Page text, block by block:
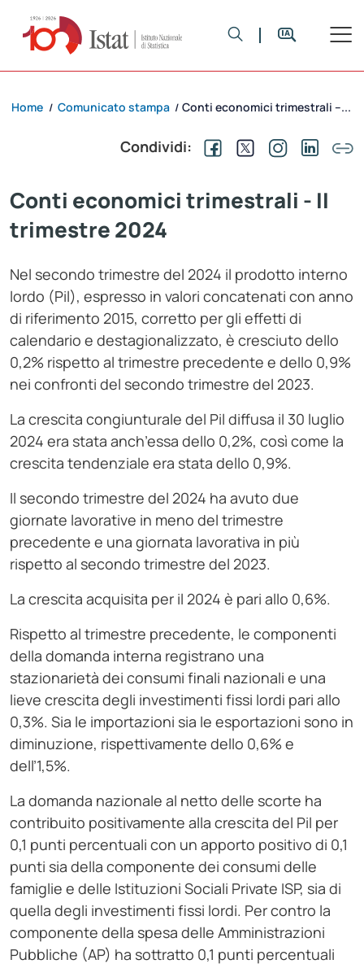
Home / Comunicato stampa / Conti economici trimestrali –...
Condividi:
Conti economici trimestrali - II
trimestre 2024
Nel secondo trimestre del 2024 il prodotto interno
lordo (Pil), espresso in valori concatenati con anno
di riferimento 2015, corretto per gli effetti di
calendario e destagionalizzato, è cresciuto dello
0,2% rispetto al trimestre precedente e dello 0,9%
nei confronti del secondo trimestre del 2023.
La crescita congiunturale del Pil diffusa il 30 luglio
2024 era stata anch’essa dello 0,2%, così come la
crescita tendenziale era stata dello 0,9%.
Il secondo trimestre del 2024 ha avuto due
giornate lavorative in meno del trimestre
precedente e una giornata lavorativa in più
rispetto al secondo trimestre del 2023.
La crescita acquisita per il 2024 è pari allo 0,6%.
Rispetto al trimestre precedente, le componenti
della domanda interna registrano una
stazionarietà dei consumi finali nazionali e una
lieve crescita degli investimenti fissi lordi pari allo
0,3%. Sia le importazioni sia le esportazioni sono in
diminuzione, rispettivamente dello 0,6% e
dell’1,5%.
La domanda nazionale al netto delle scorte ha
contribuito positivamente alla crescita del Pil per
0,1 punti percentuali con un apporto positivo di 0,1
punti sia della componente dei consumi delle
famiglie e delle Istituzioni Sociali Private ISP, sia di
quella degli investimenti fissi lordi. Per contro la
componente della spesa delle Amministrazioni
Pubbliche (AP) ha sottratto 0,1 punti percentuali